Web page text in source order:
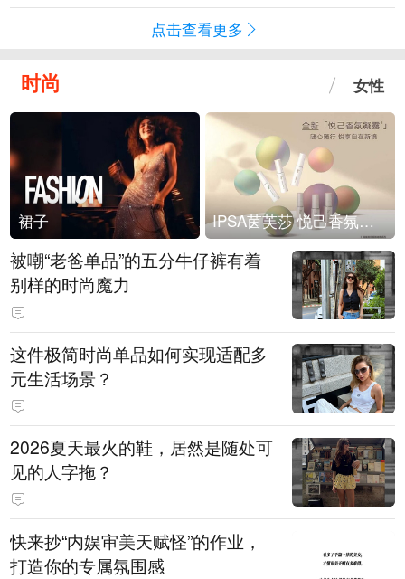
点击查看更多
时尚 女性
裙子 IPSA茵芙莎 悦己香氛凝露上市
被嘲“老爸单品”的五分牛仔裤有着
别样的时尚魔力
这件极简时尚单品如何实现适配多
元生活场景？
2026夏天最火的鞋，居然是随处可
见的人字拖？
快来抄“内娱审美天赋怪”的作业，
打造你的专属氛围感